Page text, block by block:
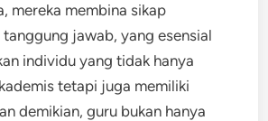
mereka membina sikap
jawab, yang esensial
individu yang tidak hanya
tetapi juga memiliki
demikian, guru bukan hanya